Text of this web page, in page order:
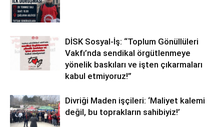
DİSK Sosyal-İş: “Toplum Gönüllüleri
Vakfı’nda sendikal örgütlenmeye
yönelik baskıları ve işten çıkarmaları
kabul etmiyoruz!”
Divriği Maden işçileri: ‘Maliyet kalemi
değil, bu toprakların sahibiyiz!’